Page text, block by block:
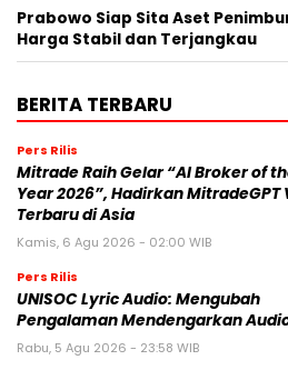
Prabowo Siap Sita Aset
Harga Stabil dan Terjangkau
BERITA TERBARU
Pers Rilis
Mitrade Raih Gelar “AI Broker of
Year 2026”, Hadirkan MitradeGPT
Terbaru di Asia
Kamis, 6 Agu 2026 - 02:00 WIB
Pers Rilis
UNISOC Lyric Audio: Mengubah
Pengalaman Mendengarkan
Rabu, 5 Agu 2026 - 23:58 WIB